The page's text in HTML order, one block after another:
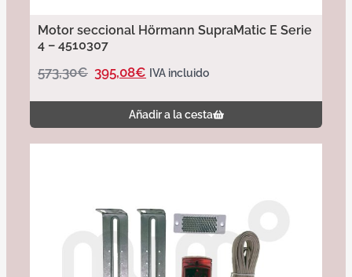
Motor seccional Hörmann SupraMatic E Serie
4 – 4510307
573,30€ 395,08€ IVA incluido
Añadir a la cesta